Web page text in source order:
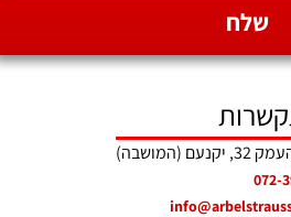
שלח
(המושבה)
072-